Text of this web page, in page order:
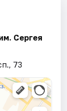
Сергея
73